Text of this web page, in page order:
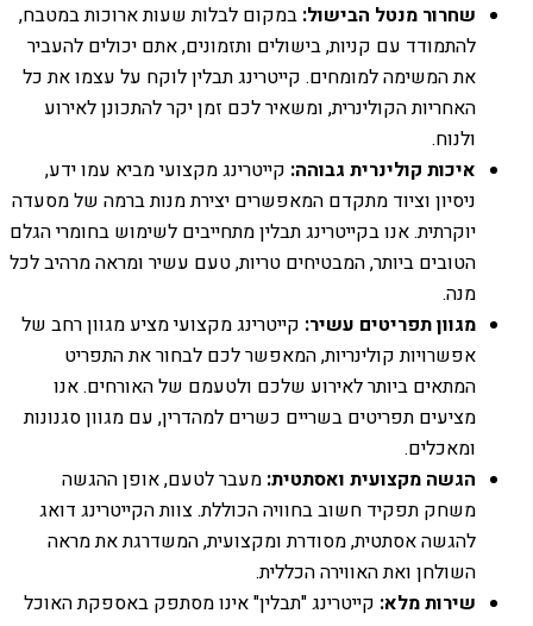
שחרור מנטל הבישול: במקום לבלות שעות ארוכות במטבח,
להתמודד עם קניות, בישולים ותזמונים, אתם יכולים להעביר
את המשימה למומחים. קייטרינג תבלין לוקח על עצמו את כל
האחריות הקולינרית, ומשאיר לכם זמן יקר להתכונן לאירוע
ולנוח.
איכות קולינרית גבוהה: קייטרינג מקצועי מביא עמו ידע,
ניסיון וציוד מתקדם המאפשרים יצירת מנות ברמה של מסעדה
יוקרתית. אנו בקייטרינג תבלין מתחייבים לשימוש בחומרי הגלם
הטובים ביותר, המבטיחים טריות, טעם עשיר ומראה מרהיב לכל
מנה.
מגוון תפריטים עשיר: קייטרינג מקצועי מציע מגוון רחב של
אפשרויות קולינריות, המאפשר לכם לבחור את התפריט
המתאים ביותר לאירוע שלכם ולטעמם של האורחים. אנו
מציעים תפריטים בשריים כשרים למהדרין, עם מגוון סגנונות
ומאכלים.
הגשה מקצועית ואסתטית: מעבר לטעם, אופן ההגשה
משחק תפקיד חשוב בחוויה הכוללת. צוות הקייטרינג דואג
להגשה אסתטית, מסודרת ומקצועית, המשדרגת את מראה
השולחן ואת האווירה הכללית.
שירות מלא: קייטרינג "תבלין" אינו מסתפק באספקת האוכל